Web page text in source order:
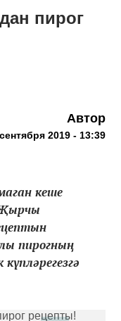
пирог
Автор
2019 - 13:39
кеше
Җырчы
пирогның